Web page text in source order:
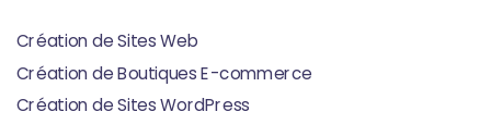
Création de Sites Web
Création de Boutiques E-commerce
Création de Sites WordPress